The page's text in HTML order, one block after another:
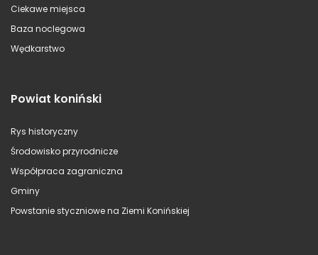
Ciekawe miejsca
Baza noclegowa
Wędkarstwo
Powiat koniński
Rys historyczny
Środowisko przyrodnicze
Współpraca zagraniczna
Gminy
Powstanie styczniowe na Ziemi Konińskiej